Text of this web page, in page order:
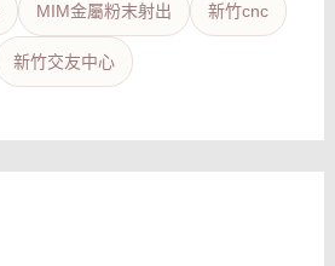
MIM金屬粉末射出 新竹cnc
新竹交友中心